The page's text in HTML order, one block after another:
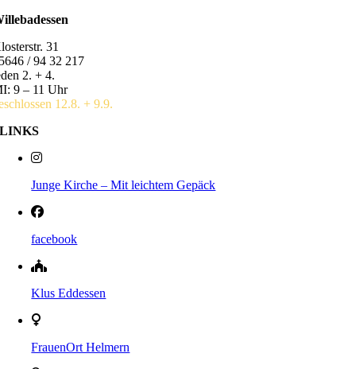
31
/ 94 32 217
2. + 4.
9 – 11 Uhr
12.8. + 9.9.
LINKS
Junge Kirche – Mit leichtem Gepäck
facebook
Klus Eddessen
FrauenOrt Helmern